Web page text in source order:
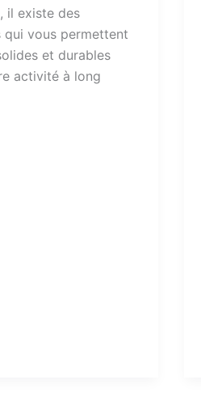
il existe des
qui vous permettent
et durables
activité à long